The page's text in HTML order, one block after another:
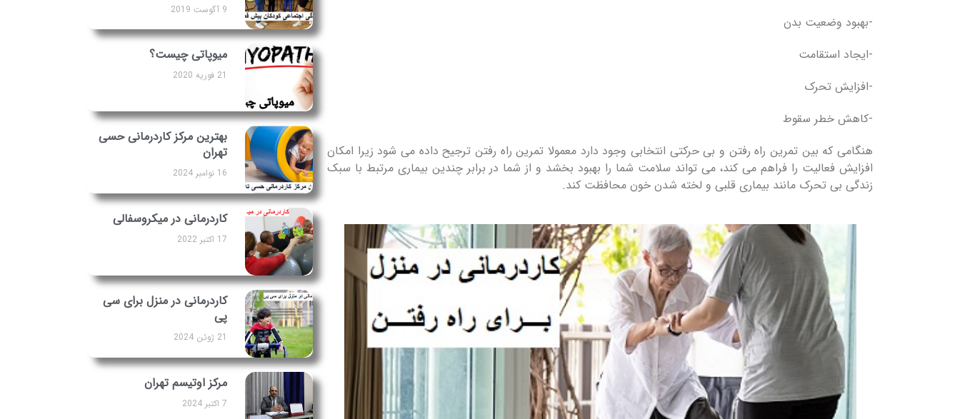
-بهبود وضعیت بدن
-ایجاد استقامت
-افزایش تحرک
-کاهش خطر سقوط
هنگامی که بین تمرین راه رفتن و بی حرکتی انتخابی وجود دارد معمولا تمرین راه رفتن ترجیح داده می شود زیرا امکان
افزایش فعالیت را فراهم می کند، می تواند سلامت شما را بهبود بخشد و از شما در برابر چندین بیماری مرتبط با سبک
زندگی بی تحرک مانند بیماری قلبی و لخته شدن خون محافظت کند.
9 آگوست 2019
میوپاتی چیست؟
21 فوریه 2020
بهترین مرکز کاردرمانی حسی
تهران
16 نوامبر 2024
کاردرمانی در میکروسفالی
17 اکتبر 2022
کاردرمانی در منزل برای سی
پی
21 ژوئن 2024
مرکز اوتیسم تهران
7 اکتبر 2024